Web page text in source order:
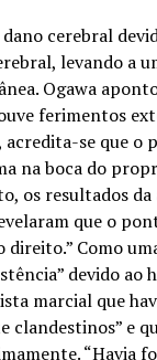
cerebral
levando a
Ogawa
ferimentos
acredita-se que o
na boca do
os resultados
que o
direito.” Como
devido ao
marcial que
clandestinos” e
“Havia